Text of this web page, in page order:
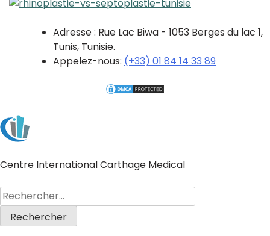
Adresse : Rue Lac Biwa - 1053 Berges du lac 1,
Tunis, Tunisie.
Appelez-nous: (+33) 01 84 14 33 89
Centre International Carthage Medical